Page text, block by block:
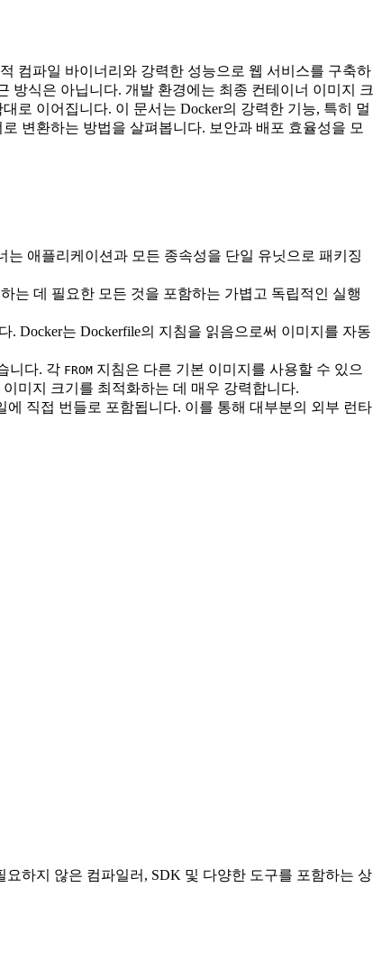
컴파일 바이너리와 강력한 성능으로 웹 서비스를 구축하
방식은 아닙니다. 개발 환경에는 최종 컨테이너 이미지 크
로 이어집니다. 이 문서는 Docker의 강력한 기능, 특히 멀
변환하는 방법을 살펴봅니다. 보안과 배포 효율성을 모
애플리케이션과 모든 종속성을 단일 유닛으로 패키징
는 데 필요한 모든 것을 포함하는 가볍고 독립적인 실행
Docker는 Dockerfile의 지침을 읽음으로써 이미지를 자동
니다. 각 FROM 지침은 다른 기본 이미지를 사용할 수 있으
미지 크기를 최적화하는 데 매우 강력합니다.
직접 번들로 포함됩니다. 이를 통해 대부분의 외부 런타
하지 않은 컴파일러, SDK 및 다양한 도구를 포함하는 상